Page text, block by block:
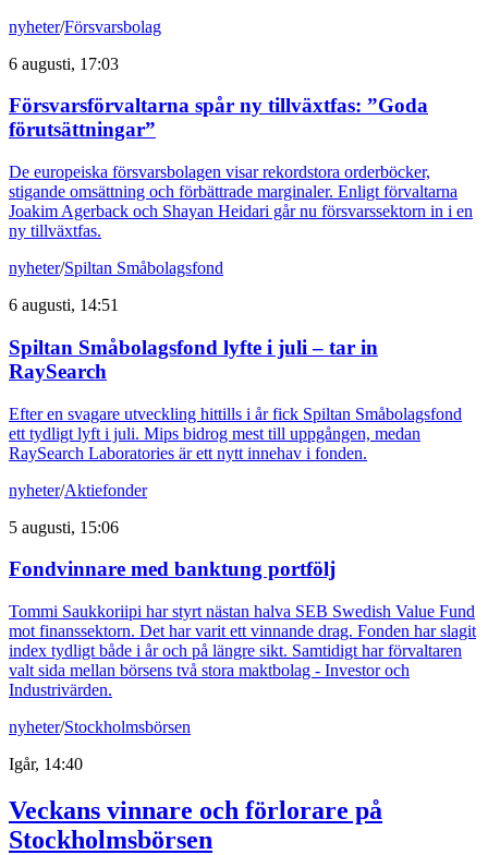
nyheter/Försvarsbolag
6 augusti, 17:03
Försvarsförvaltarna spår ny tillväxtfas: ”Goda
förutsättningar”
De europeiska försvarsbolagen visar rekordstora orderböcker,
stigande omsättning och förbättrade marginaler. Enligt förvaltarna
Joakim Agerback och Shayan Heidari går nu försvarssektorn in i en
ny tillväxtfas.
nyheter/Spiltan Småbolagsfond
6 augusti, 14:51
Spiltan Småbolagsfond lyfte i juli – tar in
RaySearch
Efter en svagare utveckling hittills i år fick Spiltan Småbolagsfond
ett tydligt lyft i juli. Mips bidrog mest till uppgången, medan
RaySearch Laboratories är ett nytt innehav i fonden.
nyheter/Aktiefonder
5 augusti, 15:06
Fondvinnare med banktung portfölj
Tommi Saukkoriipi har styrt nästan halva SEB Swedish Value Fund
mot finanssektorn. Det har varit ett vinnande drag. Fonden har slagit
index tydligt både i år och på längre sikt. Samtidigt har förvaltaren
valt sida mellan börsens två stora maktbolag - Investor och
Industrivärden.
nyheter/Stockholmsbörsen
Igår, 14:40
Veckans vinnare och förlorare på
Stockholmsbörsen